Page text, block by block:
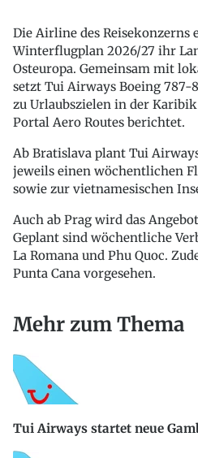
Die Airline des
Winterflugplan 2026/27 ihr
Osteuropa. Gemeinsam mit
setzt Tui Airways Boeing 787-
zu Urlaubszielen in der
Portal Aero Routes berichtet.
Ab Bratislava plant Tui
jeweils einen wöchentlichen
sowie zur vietnamesischen
Auch ab Prag wird das
Geplant sind wöchentliche
La Romana und Phu Quoc.
Punta Cana vorgesehen.
Mehr zum Thema
Tui Airways startet neue